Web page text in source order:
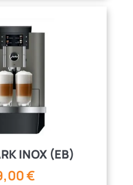
INOX (EB)
€